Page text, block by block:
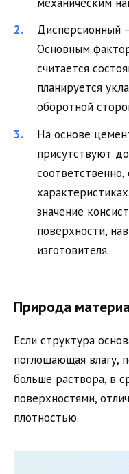
Дисперсионный
Основным
считается
планируется
оборотной
На основе
присутствуют
значение
поверхности,
изготовителя.
Природа
Если структура
поглощающая влагу,
больше раствора, в
поверхностями,
плотностью.